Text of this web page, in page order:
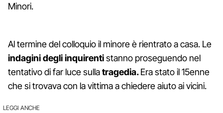
Minori.
Al termine del colloquio il minore è rientrato a casa. Le
indagini degli inquirentistanno proseguendo nel
tentativo di far luce sullatragedia.Era stato il 15enne
che si trovava con la vittima a chiedere aiuto ai vicini.
LEGGI ANCHE